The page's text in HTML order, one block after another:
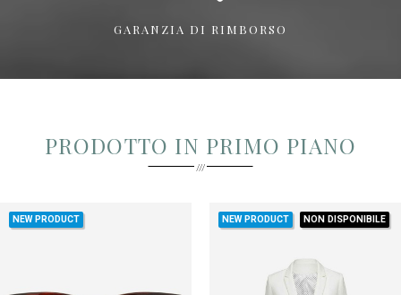
GARANZIA DI RIMBORSO
PRODOTTO IN PRIMO PIANO
NEW PRODUCT NEW PRODUCT NON DISPONIBILE